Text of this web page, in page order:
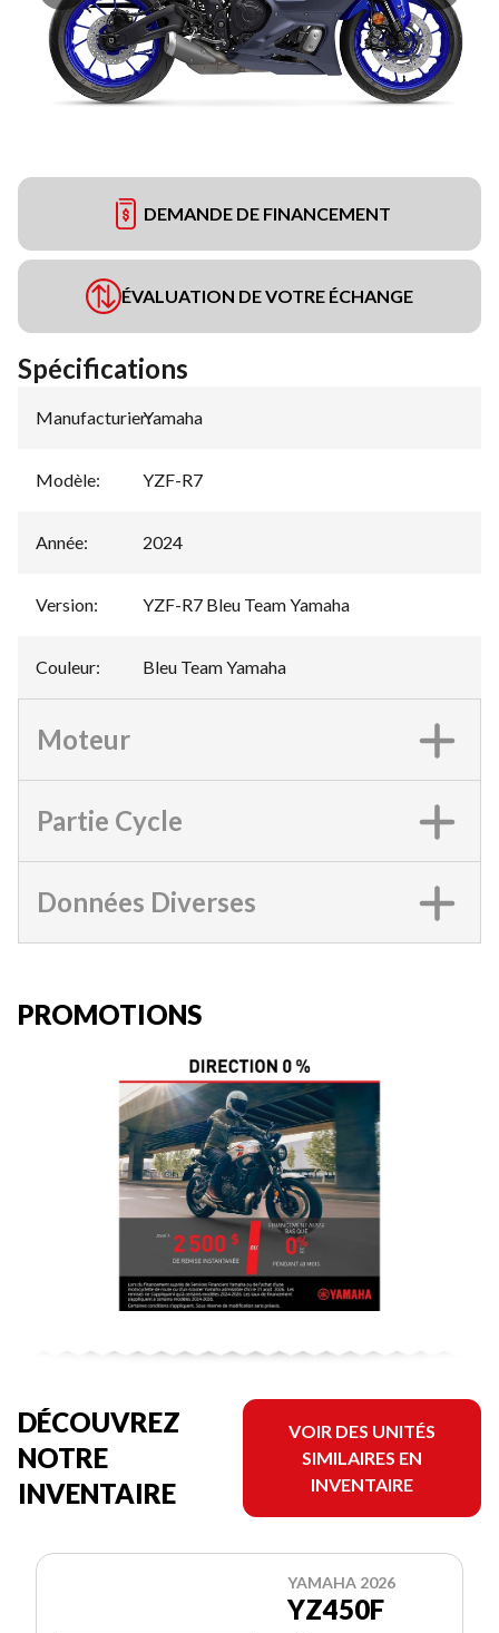
DEMANDE DE FINANCEMENT
ÉVALUATION DE VOTRE ÉCHANGE
Spécifications
Manufacturier:
Yamaha
Modèle: YZF-R7
Année: 2024
Version: YZF-R7 Bleu Team Yamaha
Couleur: Bleu Team Yamaha
Moteur
Partie Cycle
Données Diverses
PROMOTIONS
DÉCOUVREZ
NOTRE
INVENTAIRE
VOIR DES UNITÉS
SIMILAIRES EN
INVENTAIRE
YAMAHA 2026
YZ450F